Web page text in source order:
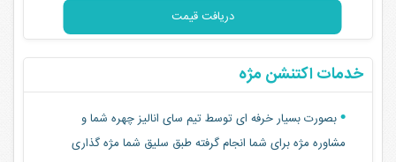
دریافت قیمت
خدمات اکتنشن مژه
بصورت بسیار خرفه ای توسط تیم سای انالیز چهره شما و
مشاوره مژه برای شما انجام گرفته طبق سلیق شما مژه گذاری